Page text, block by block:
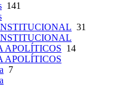
141
31
APOLÍTICOS 14
APOLÍTICOS
7